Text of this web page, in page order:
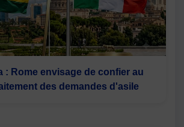
: Rome envisage de confier au
des demandes d'asile